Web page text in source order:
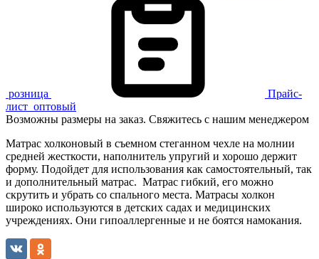
розница
Прайс-
лист оптовый
Возможны размеры на заказ. Свяжитесь с нашим менеджером
Матрас холконовый в съемном стеганном чехле на молнии
средней жесткости, наполнитель упругий и хорошо держит
форму. Подойдет для использования как самостоятельный, так
и дополнительный матрас. Матрас гибкий, его можно
скрутить и убрать со спального места. Матрасы холкон
широко используются в детских садах и медицинских
учреждениях. Они гипоаллергенные и не боятся намокания.